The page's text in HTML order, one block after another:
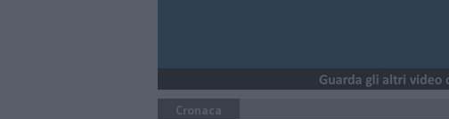
Cronaca